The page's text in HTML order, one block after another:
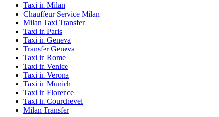
Taxi in Milan
Chauffeur Service Milan
Milan Taxi Transfer
Taxi in Paris
Taxi in Geneva
Transfer Geneva
Taxi in Rome
Taxi in Venice
Taxi in Verona
Taxi in Munich
Taxi in Florence
Taxi in Courchevel
Milan Transfer